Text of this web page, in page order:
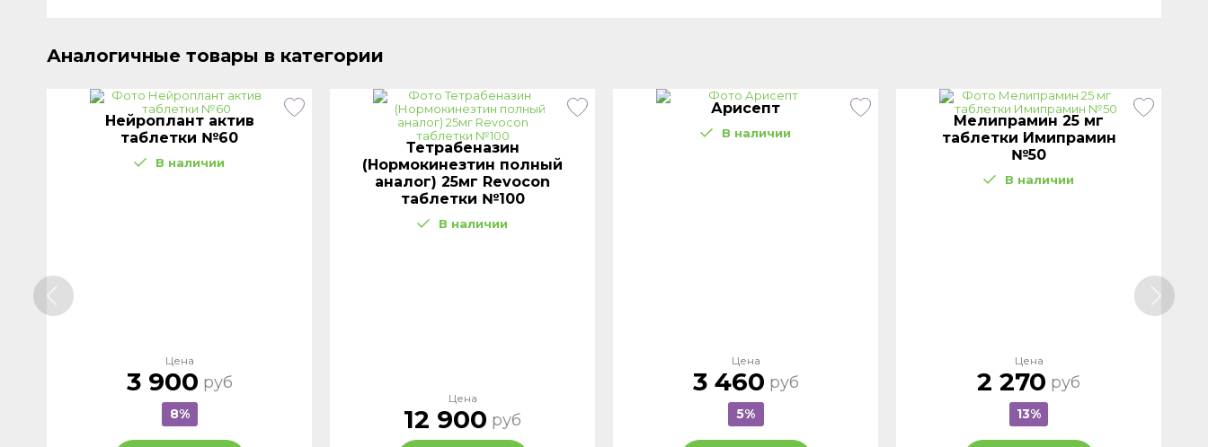
Аналогичные товары в категории
Нейроплант актив
таблетки №60
В наличии
Цена
3 900 руб
8%
Тетрабеназин
(Нормокинезтин полный
аналог) 25мг Revocon
таблетки №100
В наличии
Цена
12 900 руб
Арисепт
В наличии
Цена
3 460 руб
5%
Мелипрамин 25 мг
таблетки Имипрамин
№50
В наличии
Цена
2 270 руб
13%